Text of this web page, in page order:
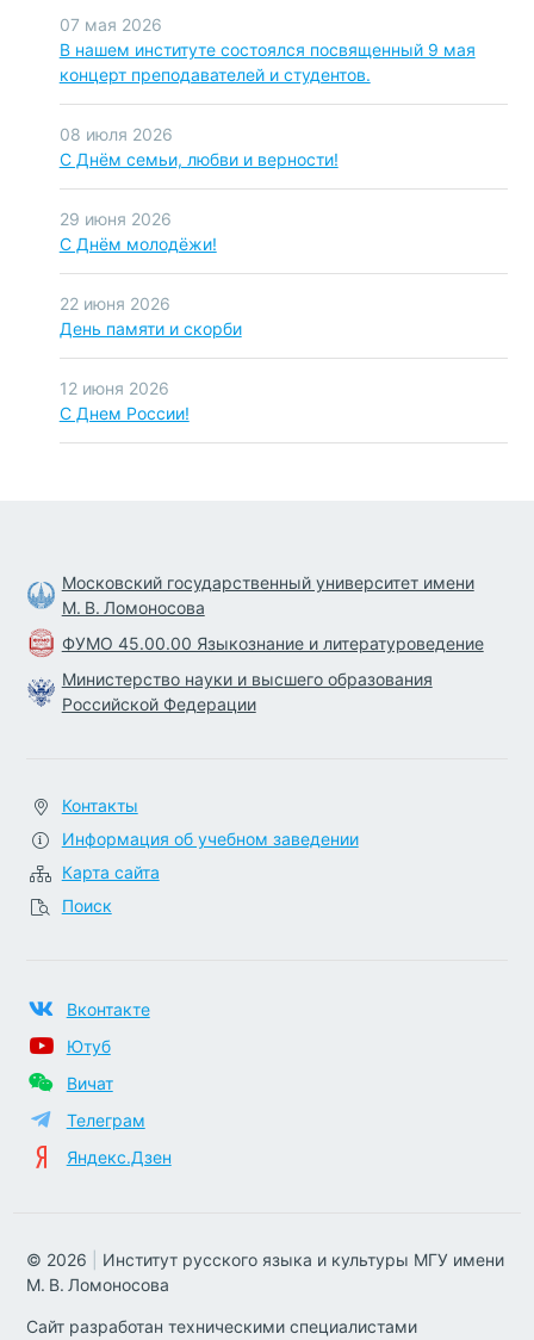
07 мая 2026
В нашем институте состоялся посвященный 9 мая
концерт преподавателей и студентов.
08 июля 2026
C Днём семьи, любви и верности!
29 июня 2026
С Днём молодёжи!
22 июня 2026
День памяти и скорби
12 июня 2026
С Днем России!
Московский государственный университет имени
М. В. Ломоносова
ФУМО 45.00.00 Языкознание и литературоведение
Министерство науки и высшего образования
Российской Федерации
Контакты
Информация об учебном заведении
Карта сайта
Поиск
Вконтакте
Ютуб
Вичат
Телеграм
Яндекс.Дзен
© 2026
Институт русского языка и культуры МГУ имени
М. В. Ломоносова
Сайт разработан техническими специалистами